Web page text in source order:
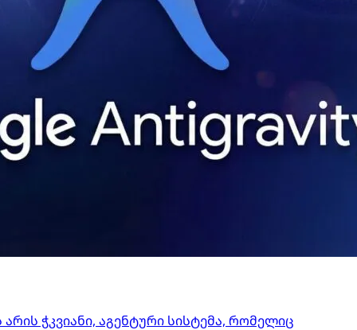
ჭკვიანი, აგენტური სისტემა, რომელიც